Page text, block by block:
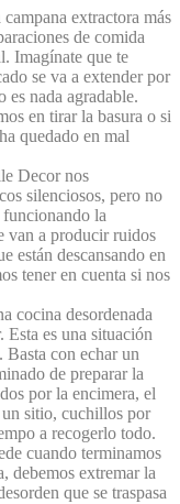
extractora más
de comida
Imagínate que te
se va a extender por
es nada agradable.
en tirar la basura o si
quedado en mal
Decor nos
silenciosos, pero no
funcionando la
van a producir ruidos
están descansando en
tener en cuenta si nos
cocina desordenada
Esta es una situación
Basta con echar un
de preparar la
por la encimera, el
sitio, cuchillos por
a recogerlo todo.
cuando terminamos
debemos extremar la
que se traspasa